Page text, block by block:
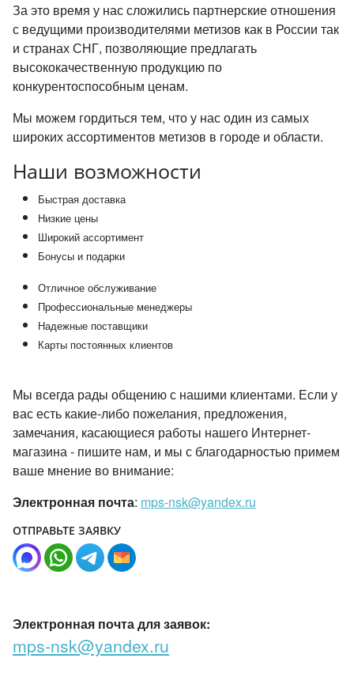
За это время у нас сложились партнерские отношения
с ведущими производителями метизов как в России так
и странах СНГ, позволяющие предлагать
высококачественную продукцию по
конкурентоспособным ценам.
Мы можем гордиться тем, что у нас один из самых
широких ассортиментов метизов в городе и области.
Наши возможности
Быстрая доставка
Низкие цены
Широкий ассортимент
Бонусы и подарки
Отличное обслуживание
Профессиональные менеджеры
Надежные поставщики
Карты постоянных клиентов
Мы всегда рады общению с нашими клиентами. Если у
вас есть какие-либо пожелания, предложения,
замечания, касающиеся работы нашего Интернет-
магазина - пишите нам, и мы с благодарностью примем
ваше мнение во внимание:
Электронная почта: mps-nsk@yandex.ru
ОТПРАВЬТЕ ЗАЯВКУ
Электронная почта для заявок:
mps-nsk@yandex.ru